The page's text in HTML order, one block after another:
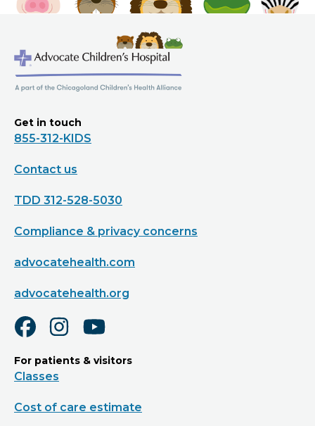
Get in touch
855-312-KIDS
Contact us
TDD 312-528-5030
Compliance & privacy concerns
advocatehealth.com
advocatehealth.org
For patients & visitors
Classes
Cost of care estimate